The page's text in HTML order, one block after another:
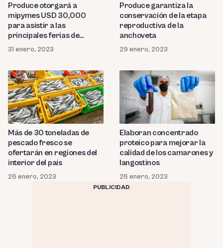
Produce otorgará a
mipymes USD 30,000
para asistir a las
principales ferias de
innovación y tecnología a
nivel mundial
31 enero, 2023
Produce garantiza la
conservación de la etapa
reproductiva de la
anchoveta
29 enero, 2023
Más de 30 toneladas de
pescado fresco se
ofertarán en regiones del
interior del país
26 enero, 2023
Elaboran concentrado
proteico para mejorar la
calidad de los camarones y
langostinos
26 enero, 2023
PUBLICIDAD